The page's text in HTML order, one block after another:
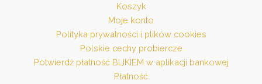
Koszyk
Moje konto
Polityka prywatności i plików cookies
Polskie cechy probiercze
Potwierdź płatność BLIKIEM w aplikacji bankowej
Płatność